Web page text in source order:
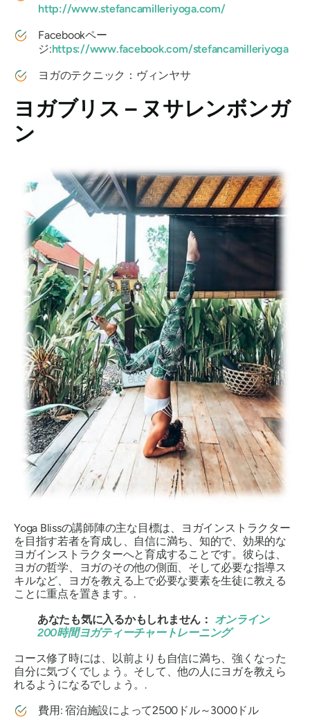
http://www.stefancamilleriyoga.com/
Facebookペー
ジ:https://www.facebook.com/stefancamilleriyoga
ヨガのテクニック：ヴィンヤサ
ヨガブリス – ヌサレンボンガ
ン
Yoga Blissの講師陣の主な目標は、ヨガインストラクター
を目指す若者を育成し、自信に満ち、知的で、効果的な
ヨガインストラクターへと育成することです。彼らは、
ヨガの哲学、ヨガのその他の側面、そして必要な指導ス
キルなど、ヨガを教える上で必要な要素を生徒に教える
ことに重点を置きます。.
あなたも気に入るかもしれません： オンライン
200時間ヨガティーチャートレーニング
コース修了時には、以前よりも自信に満ち、強くなった
自分に気づくでしょう。そして、他の人にヨガを教えら
れるようになるでしょう。.
費用: 宿泊施設によって2500ドル～3000ドル